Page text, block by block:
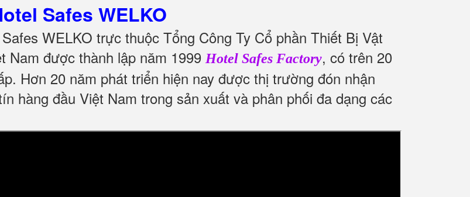
Safes WELKO
WELKO trực thuộc Tổng Công Ty Cổ phần Thiết Bị Vật
Nam được thành lập năm 1999 Hotel Safes Factory, có trên 20
Hơn 20 năm phát triển hiện nay được thị trường đón nhận
hàng đầu Việt Nam trong sản xuất và phân phối đa dạng các